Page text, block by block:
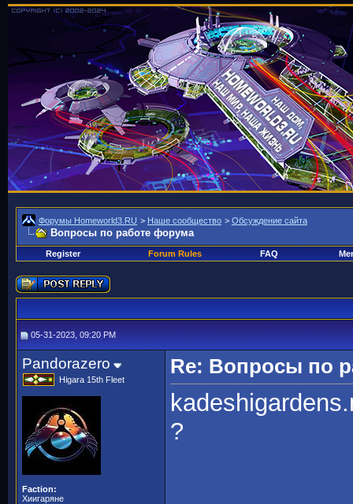
Форумы Homeworld3.RU > Наше сообщество > Обсуждение сайта
Вопросы по работе форума
Register Forum Rules FAQ
05-31-2023, 09:20 PM
Pandorazero
Higara 15th Fleet
Faction:
Хиигаряне
Re: Вопросы по
?